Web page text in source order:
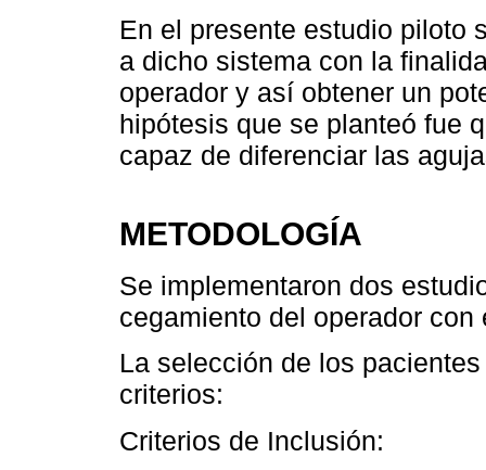
En el presente estudio piloto
a dicho sistema con la
operador y así obtener un
hipótesis que se planteó fue
capaz de diferenciar las
METODOLOGÍA
Se implementaron dos
cegamiento del operador
La selección de los
criterios:
Criterios de Inclusión: